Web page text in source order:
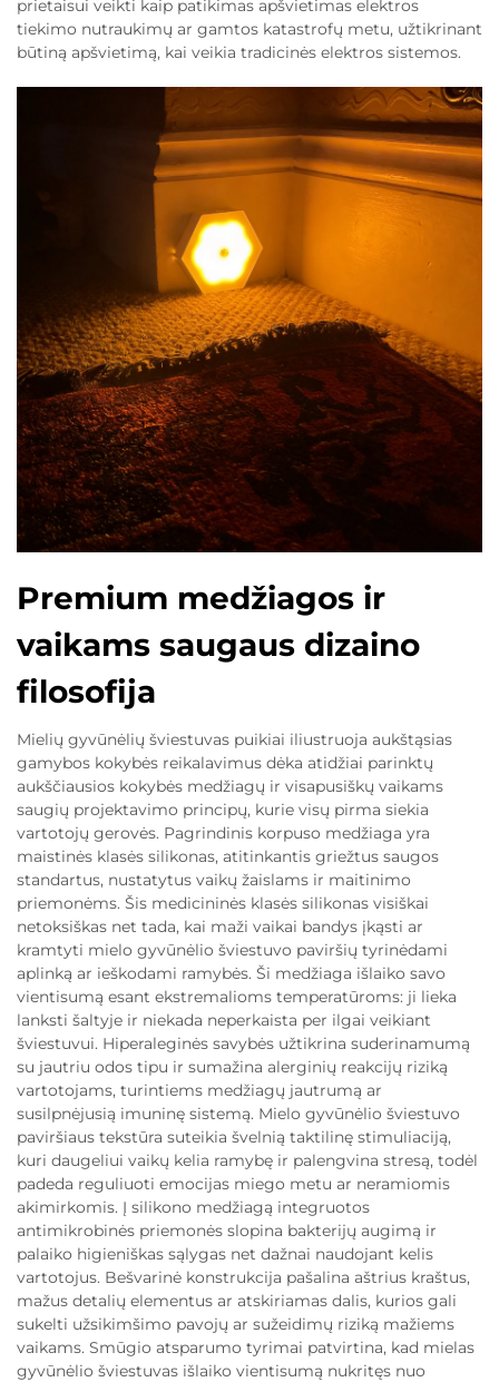
prietaisui veikti kaip patikimas apšvietimas elektros
tiekimo nutraukimų ar gamtos katastrofų metu, užtikrinant
būtiną apšvietimą, kai veikia tradicinės elektros sistemos.
Premium medžiagos ir
vaikams saugaus dizaino
filosofija
Mielių gyvūnėlių šviestuvas puikiai iliustruoja aukštąsias
gamybos kokybės reikalavimus dėka atidžiai parinktų
aukščiausios kokybės medžiagų ir visapusiškų vaikams
saugių projektavimo principų, kurie visų pirma siekia
vartotojų gerovės. Pagrindinis korpuso medžiaga yra
maistinės klasės silikonas, atitinkantis griežtus saugos
standartus, nustatytus vaikų žaislams ir maitinimo
priemonėms. Šis medicininės klasės silikonas visiškai
netoksiškas net tada, kai maži vaikai bandys įkąsti ar
kramtyti mielo gyvūnėlio šviestuvo paviršių tyrinėdami
aplinką ar ieškodami ramybės. Ši medžiaga išlaiko savo
vientisumą esant ekstremalioms temperatūroms: ji lieka
lanksti šaltyje ir niekada neperkaista per ilgai veikiant
šviestuvui. Hiperaleginės savybės užtikrina suderinamumą
su jautriu odos tipu ir sumažina alerginių reakcijų riziką
vartotojams, turintiems medžiagų jautrumą ar
susilpnėjusią imuninę sistemą. Mielo gyvūnėlio šviestuvo
paviršiaus tekstūra suteikia švelnią taktilinę stimuliaciją,
kuri daugeliui vaikų kelia ramybę ir palengvina stresą, todėl
padeda reguliuoti emocijas miego metu ar neramiomis
akimirkomis. Į silikono medžiagą integruotos
antimikrobinės priemonės slopina bakterijų augimą ir
palaiko higieniškas sąlygas net dažnai naudojant kelis
vartotojus. Bešvarinė konstrukcija pašalina aštrius kraštus,
mažus detalių elementus ar atskiriamas dalis, kurios gali
sukelti užsikimšimo pavojų ar sužeidimų riziką mažiems
vaikams. Smūgio atsparumo tyrimai patvirtina, kad mielas
gyvūnėlio šviestuvas išlaiko vientisumą nukritęs nuo